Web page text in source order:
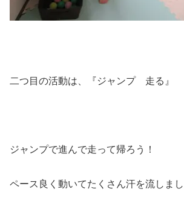
二つ目の活動は、『ジャンプ 走る』
ジャンプで進んで走って帰ろう！
ペース良く動いてたくさん汗を流しま